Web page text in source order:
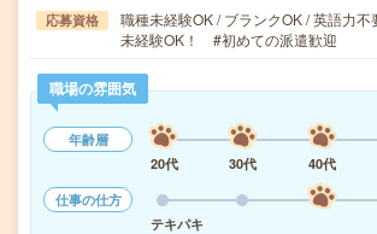
応募資格
職種未経験OK / ブランクOK / 英語力不
未経験OK！ #初めての派遣歓迎
職場の雰囲気
年齢層
20代
30代 40代
仕事の仕方
テキパキ